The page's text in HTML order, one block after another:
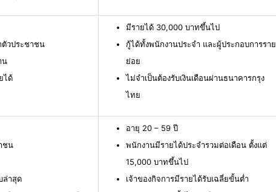
ตัวประชาชน
น
ได้
มีรายได้ 30,000 บาทขึ้นไป
กู้ได้ทั้งพนักงานประจำ และผู้ประกอบการราย
ย่อย
ไม่จำเป็นต้องรับเงินเดือนผ่านธนาคารกรุง
ไทย
ชน
ล่าสุด
อายุ 20 – 59 ปี
พนักงานมีรายได้ประจำรวมต่อเดือน ตั้งแต่
15,000 บาทขึ้นไป
เจ้าของกิจการมีรายได้รับเฉลี่ยขั้นต่ำ